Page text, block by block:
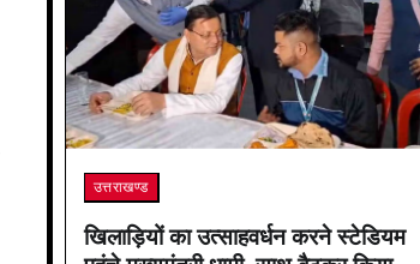
उत्तराखण्ड
खिलाड़ियों का उत्साहवर्धन करने स्टेडियम